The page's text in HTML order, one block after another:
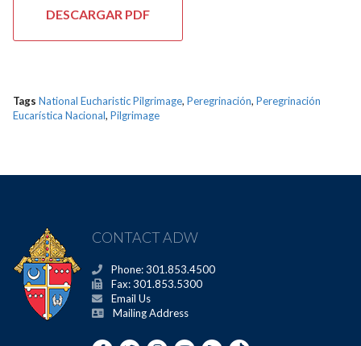
DESCARGAR PDF
Tags National Eucharistic Pilgrimage,Peregrinación,Peregrinación
Eucarística Nacional,Pilgrimage
CONTACT ADW
Phone: 301.853.4500
Fax: 301.853.5300
Email Us
Mailing Address